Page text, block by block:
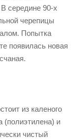
середине 90-х
черепицы
Попытка
появилась новая
из каленого
(полиэтилена) и
чистый